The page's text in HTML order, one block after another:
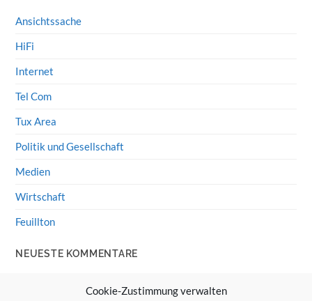
Cookie-Zustimmung verwalten
Ansichtssache
HiFi
Internet
Tel Com
Tux Area
Politik und Gesellschaft
Medien
Wirtschaft
Feuillton
NEUESTE KOMMENTARE